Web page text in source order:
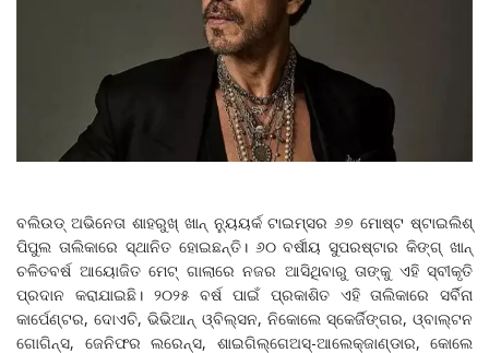
ବଲିଉଡ୍‌ ଅଭିନେତା ଶାହରୁଖ୍‌ ଖାନ୍‌ ନ୍ୟୁୟର୍କ ଟାଇମ୍ସର ୬୭ ମୋଷ୍ଟ ଷ୍ଟାଇଲିଶ୍‌
ପିପୁଲ ତାଲିକାରେ ସ୍ଥାନିତ ହୋଇଛନ୍ତି। ୬୦ ବର୍ଷୀୟ ସୁପରଷ୍ଟାର କିଙ୍ଗ୍‌ ଖାନ୍‌
ଚଳିତବର୍ଷ ଆୟୋଜିତ ମେଟ୍‌ ଗାଲାରେ ନଜର ଆସିଥିବାରୁ ତାଙ୍କୁ ଏହି ସ୍ବୀକୃତି
ପ୍ରଦାନ କରାଯାଇଛି। ୨୦୨୫ ବର୍ଷ ପାଇଁ ପ୍ରକାଶିତ ଏହି ତାଲିକାରେ ସର୍ବିନା
କାର୍ପେଣ୍ଟର, ଦୋଏଚି, ଭିଭିଆନ୍‌ ଓ୍ବିଲ୍‌ସନ, ନିକୋଲେ ସ୍କେର୍ଜିଙ୍ଗର, ଓ୍ବାଲ୍ଟନ
ଗୋଗିନ୍ସ, ଜେନିଫର ଲରେନ୍ସ, ଶାଇଗିଲ୍‌ଗେଅସ୍‌-ଆଲେକ୍‌ଜାଣ୍ଡାର, କୋଲେ